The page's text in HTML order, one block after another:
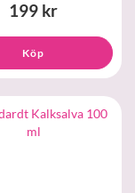
199 kr
Köp